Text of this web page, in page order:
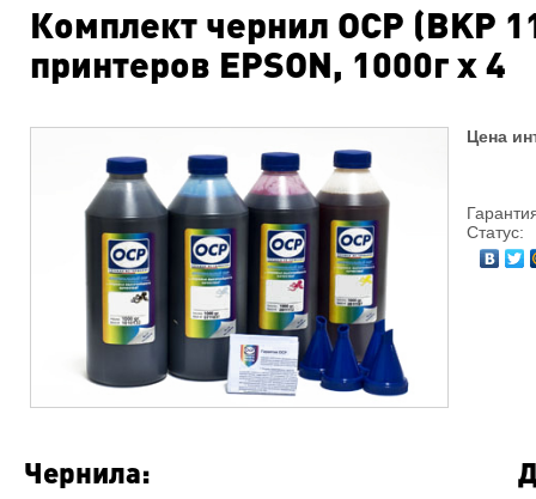
Комплект чернил OCP (BKP
принтеров EPSON, 1000г х 4
Цена
Статус:
Чернила: